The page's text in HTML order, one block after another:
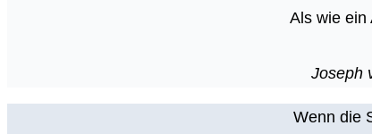
Als wie ein
Joseph
Wenn die